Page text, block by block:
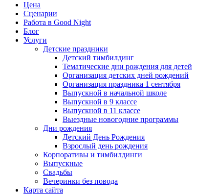
Цена
Сценарии
Работа в Good Night
Блог
Услуги
Детские праздники
Детский тимбилдинг
Тематические дни рождения для детей
Организация детских дней рождений
Организация праздника 1 сентября
Выпускной в начальной школе
Выпускной в 9 классе
Выпускной в 11 классе
Выездные новогодние программы
Дни рождения
Детский День Рождения
Взрослый день рождения
Корпоративы и тимбилдинги
Выпускные
Свадьбы
Вечеринки без повода
Карта сайта